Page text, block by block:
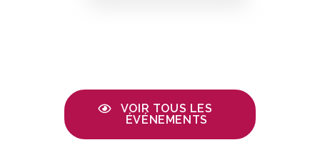
VOIR TOUS LES
ÉVÉNEMENTS